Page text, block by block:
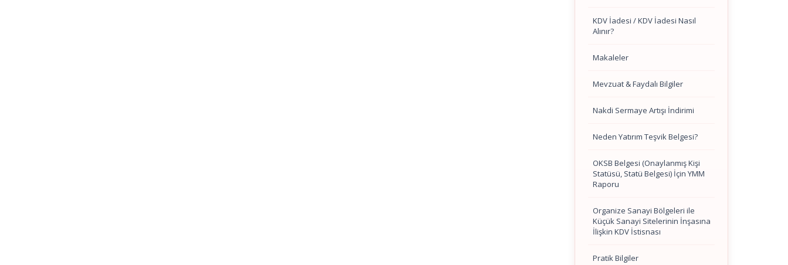
KDV İadesi / KDV İadesi Nasıl
Alınır?
Makaleler
Mevzuat & Faydalı Bilgiler
Nakdi Sermaye Artışı İndirimi
Neden Yatırım Teşvik Belgesi?
OKSB Belgesi (Onaylanmış Kişi
Statüsü, Statü Belgesi) İçin YMM
Raporu
Organize Sanayi Bölgeleri ile
Küçük Sanayi Sitelerinin İnşasına
İlişkin KDV İstisnası
Pratik Bilgiler